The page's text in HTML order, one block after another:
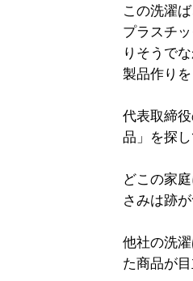
この洗濯
プラスチ
りそうで
製品作りを
代表取締
品」を探
どこの家
さみは跡
他社の洗
た商品が目